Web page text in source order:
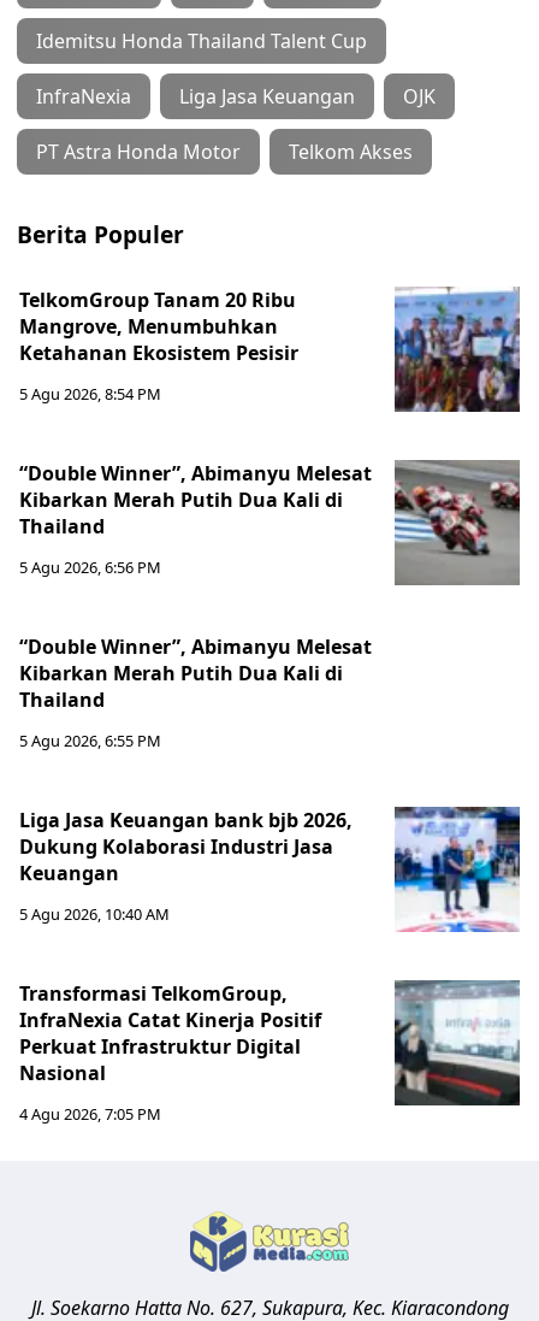
Idemitsu Honda Thailand Talent Cup
InfraNexia Liga Jasa Keuangan OJK
PT Astra Honda Motor Telkom Akses
Berita Populer
TelkomGroup Tanam 20 Ribu
Mangrove, Menumbuhkan
Ketahanan Ekosistem Pesisir
5 Agu 2026, 8:54 PM
“Double Winner”, Abimanyu Melesat
Kibarkan Merah Putih Dua Kali di
Thailand
5 Agu 2026, 6:56 PM
“Double Winner”, Abimanyu Melesat
Kibarkan Merah Putih Dua Kali di
Thailand
5 Agu 2026, 6:55 PM
Liga Jasa Keuangan bank bjb 2026,
Dukung Kolaborasi Industri Jasa
Keuangan
5 Agu 2026, 10:40 AM
Transformasi TelkomGroup,
InfraNexia Catat Kinerja Positif
Perkuat Infrastruktur Digital
Nasional
4 Agu 2026, 7:05 PM
Jl. Soekarno Hatta No. 627, Sukapura, Kec. Kiaracondong